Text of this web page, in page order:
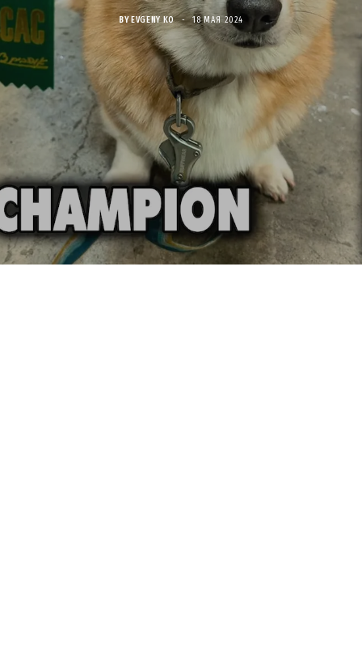
BY EVGENY KO 18 МАЯ 2024